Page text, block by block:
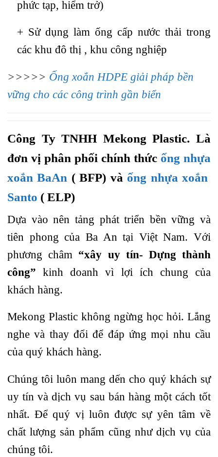
phức tạp, hiểm trở)
+ Sử dụng làm ống cấp nước thải trong
các khu đô thị , khu công nghiệp
>>>>> Ống xoắn HDPE giải pháp bền
vững cho các công trình gần biển
Công Ty TNHH Mekong Plastic. Là
đơn vị phân phối chính thức ống nhựa
xoắn BaAn ( BFP) và ống nhựa xoắn
Santo ( ELP)
Dựa vào nên tảng phát triển bền vững và
tiên phong của Ba An tại Việt Nam. Với
phương châm “xây uy tín- Dựng thành
công” kinh doanh vì lợi ích chung của
khách hàng.
Mekong Plastic không ngừng học hỏi. Lắng
nghe và thay đổi để đáp ứng mọi nhu cầu
của quý khách hàng.
Chúng tôi luôn mang dến cho quý khách sự
uy tín và dịch vụ sau bán hàng một cách tốt
nhất. Để quý vị luôn được sự yên tâm về
chất lượng sản phẩm cũng như dịch vụ của
chúng tôi.